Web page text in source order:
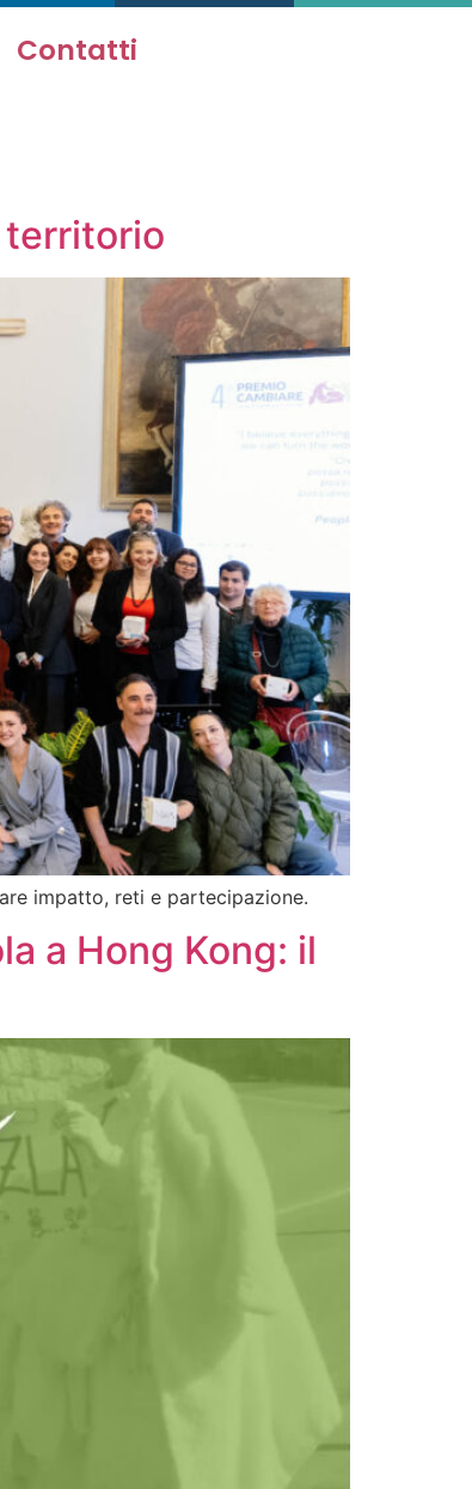
Contatti
territorio
impatto, reti e partecipazione.
a Hong Kong: il